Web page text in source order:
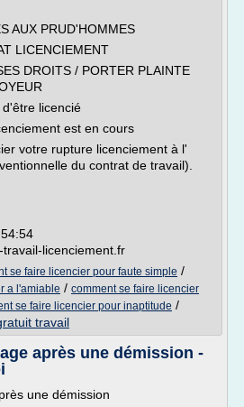
AUX PRUD'HOMMES
LICENCIEMENT
DROITS / PORTER PLAINTE
licencié
est en cours
votre rupture licenciement à l'
du contrat de travail).
travail-licenciement.fr
se faire licencier pour faute simple /
a l'amiable / comment se faire licencier
se faire licencier pour inaptitude /
travail
après une démission -
une démission